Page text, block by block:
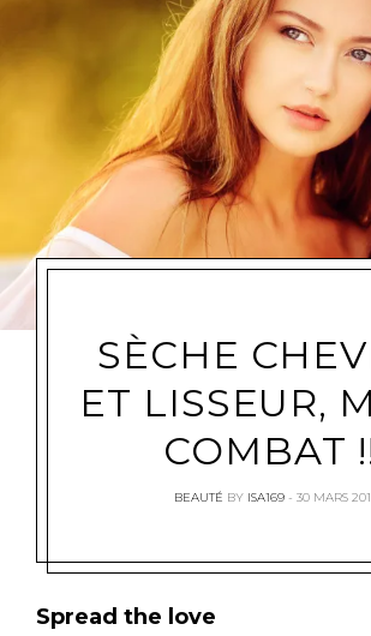
SÈCHE
ET LISSEUR,
COMBAT
BEAUTÉ BY ISA169 30 MARS
Spread the love